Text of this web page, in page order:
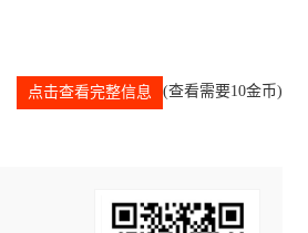
点击查看完整信息 (查看需要10金币)